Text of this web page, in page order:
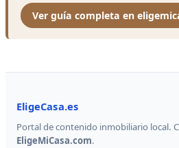
Ver guía completa en
EligeCasa.es
Portal de contenido inmobiliario local.
EligeMiCasa.com.